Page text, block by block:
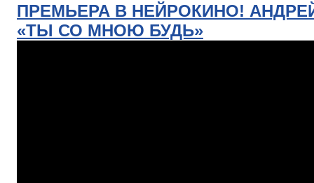
ПРЕМЬЕРА В НЕЙРОКИНО!
«ТЫ СО МНОЮ БУДЬ»